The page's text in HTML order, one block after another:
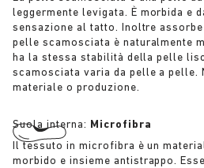
leggermente levigata. È morbida e
sensazione al tatto. Inoltre assorbe
pelle scamosciata è naturalmente
ha la stessa stabilità della pelle
scamosciata varia da pelle a pelle.
materiale o produzione.
Suola interna: Microfibra
Il tessuto in microfibra è un
morbido e insieme antistrappo.